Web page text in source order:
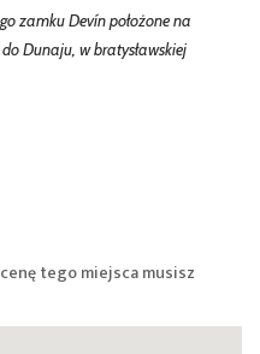
zamku Devín położone na
Dunaju, w bratysławskiej
tego miejsca musisz